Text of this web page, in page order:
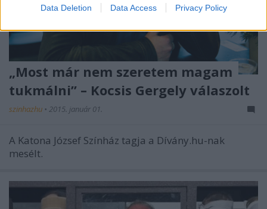
Data Deletion Data Access Privacy Policy
„Most már nem szeretem magam
tukmálni” – Kocsis Gergely válaszolt
szinhazhu • 2015. január 01.
A Katona József Színház tagja a Dívány.hu-nak
mesélt.